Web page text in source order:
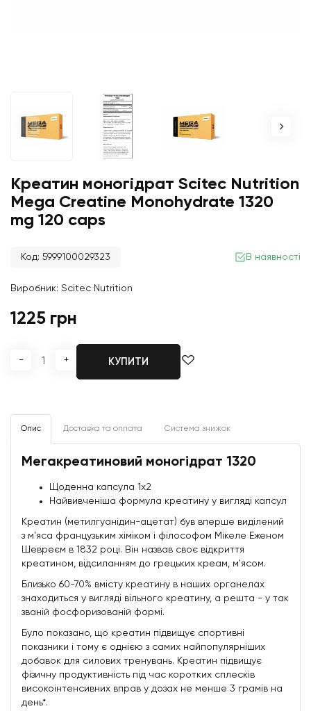
Креатин моногідрат Scitec Nutrition
Mega Creatine Monohydrate 1320
mg 120 caps
Код: 5999100029323 В наявності
Виробник: Scitec Nutrition
1225 грн
- + КУПИТИ
Опис Доставка та оплата Система знижок
Мегакреатиновий моногідрат 1320
Щоденна капсула 1x2
Найвивченіша формула креатину у вигляді капсул
Креатин (метилгуанідин-ацетат) був вперше виділений
з м'яса французьким хіміком і філософом Мікеле Еженом
Шевреєм в 1832 році. Він назвав своє відкриття
креатином, відсиланням до грецьких креам, м'ясом.
Близько 60-70% вмісту креатину в наших органелах
знаходиться у вигляді вільного креатину, а решта - у так
званій фосфоризованій формі.
Було показано, що креатин підвищує спортивні
показники і тому є однією з самих найпопулярніших
добавок для силових тренувань. Креатин підвищує
фізичну продуктивність під час коротких сплесків
високоінтенсивних вправ у дозах не менше 3 грамів на
день*.